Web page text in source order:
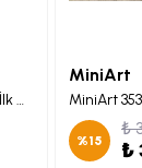
MiniArt 35425 1:35 M3 Stuart Hafif Tank. İlk Üretim
MiniArt
%15
₺
₺